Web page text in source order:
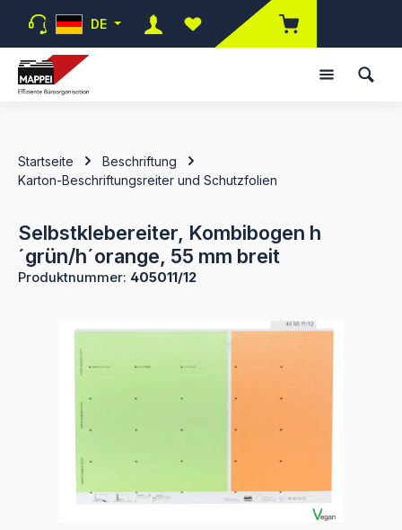
Zum Hauptinhalt springen
DE
Du hast 0 Produkte auf dem
Startseite
Beschriftung
Karton-Beschriftungsreiter und Schutzfolien
Selbstklebereiter, Kombibogen h
´grün/h´orange, 55 mm breit
Produktnummer: 405011/12
Bildergalerie überspringen